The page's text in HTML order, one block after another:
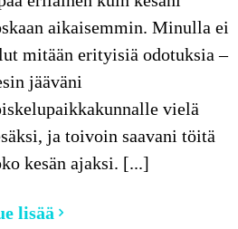
aikaisemmin. Minulla ei
mitään erityisiä odotuksia –
jääväni
vielä
ja toivoin saavani töitä
kesän ajaksi. [...]
lisää